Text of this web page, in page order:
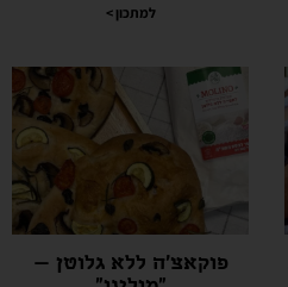
למתכון >
פוקאצ'ה ללא גלוטן –